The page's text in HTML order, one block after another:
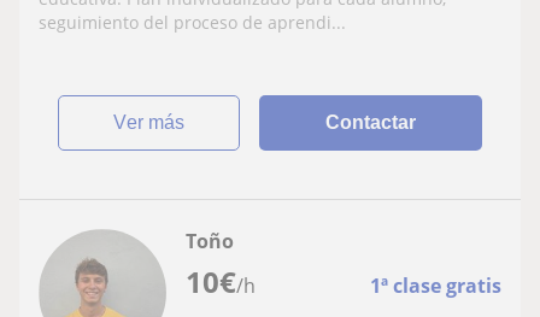
seguimiento del proceso de aprendi...
ver más Contactar
10€/h 1ª clase gratis
Toño